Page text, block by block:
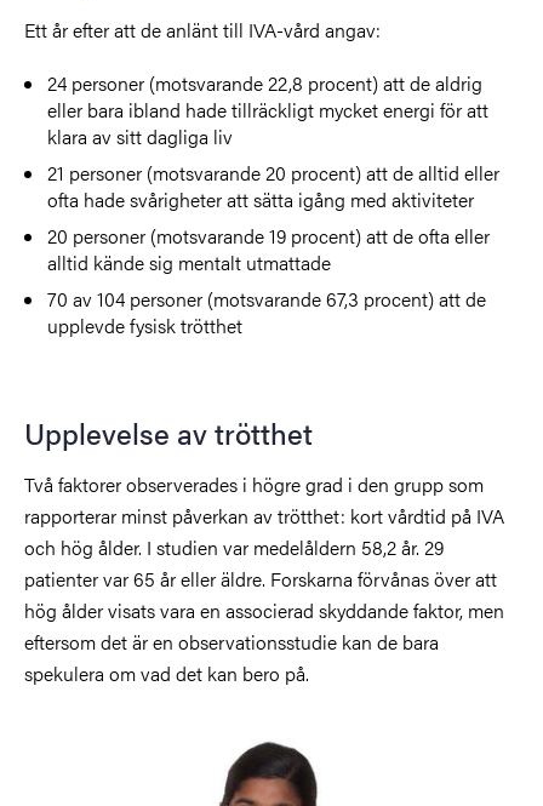
Ett år efter att de anlänt till IVA-vård angav:
24 personer (motsvarande 22,8 procent) att de aldrig
eller bara ibland hade tillräckligt mycket energi för att
klara av sitt dagliga liv
21 personer (motsvarande 20 procent) att de alltid eller
ofta hade svårigheter att sätta igång med aktiviteter
20 personer (motsvarande 19 procent) att de ofta eller
alltid kände sig mentalt utmattade
70 av 104 personer (motsvarande 67,3 procent) att de
upplevde fysisk trötthet
Upplevelse av trötthet
Två faktorer observerades i högre grad i den grupp som
rapporterar minst påverkan av trötthet: kort vårdtid på IVA
och hög ålder. I studien var medelåldern 58,2 år. 29
patienter var 65 år eller äldre. Forskarna förvånas över att
hög ålder visats vara en associerad skyddande faktor, men
eftersom det är en observationsstudie kan de bara
spekulera om vad det kan bero på.